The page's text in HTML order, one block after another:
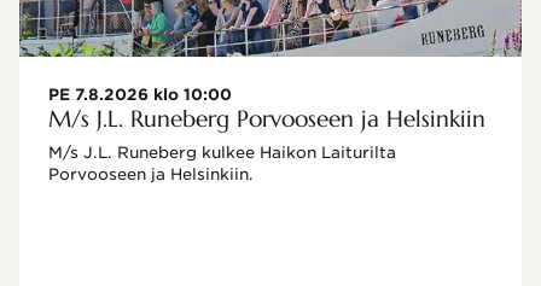
PE 7.8.2026 klo 10:00
M/s J.L. Runeberg Porvooseen ja Helsinkiin
M/s J.L. Runeberg kulkee Haikon Laiturilta
Porvooseen ja Helsinkiin.